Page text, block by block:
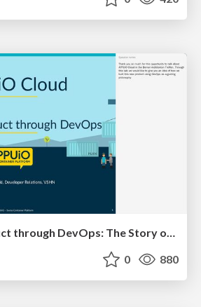
Creating a Product through DevOps: The Story of APPUiO Cloud
0 880